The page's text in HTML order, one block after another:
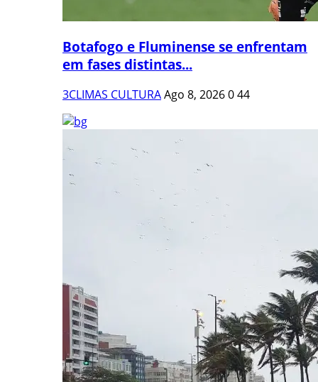
Botafogo e Fluminense se enfrentam
em fases distintas...
3CLIMAS CULTURAAgo 8, 2026044